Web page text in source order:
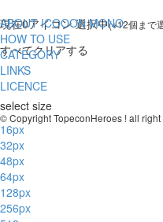
現在0アイコン 選択中(※12個まで
すべてクリアする
select size
16px
32px
48px
64px
128px
256px
ABOUT ICOOON MONO
HOW TO USE
CATEGORY
LINKS
LICENCE
© Copyright TopeconHeroes ! all right